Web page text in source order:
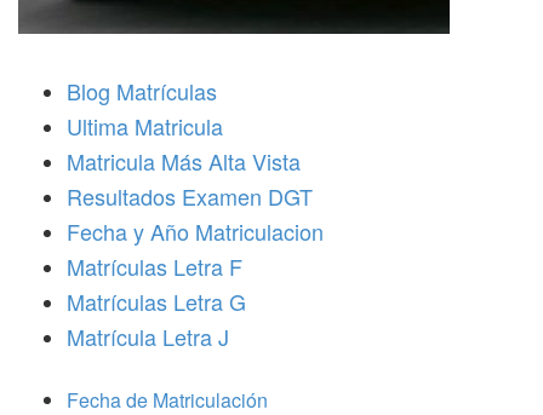
Blog Matrículas
Ultima Matricula
Matricula Más Alta Vista
Resultados Examen DGT
Fecha y Año Matriculacion
Matrículas Letra F
Matrículas Letra G
Matrícula Letra J
Fecha de Matriculación